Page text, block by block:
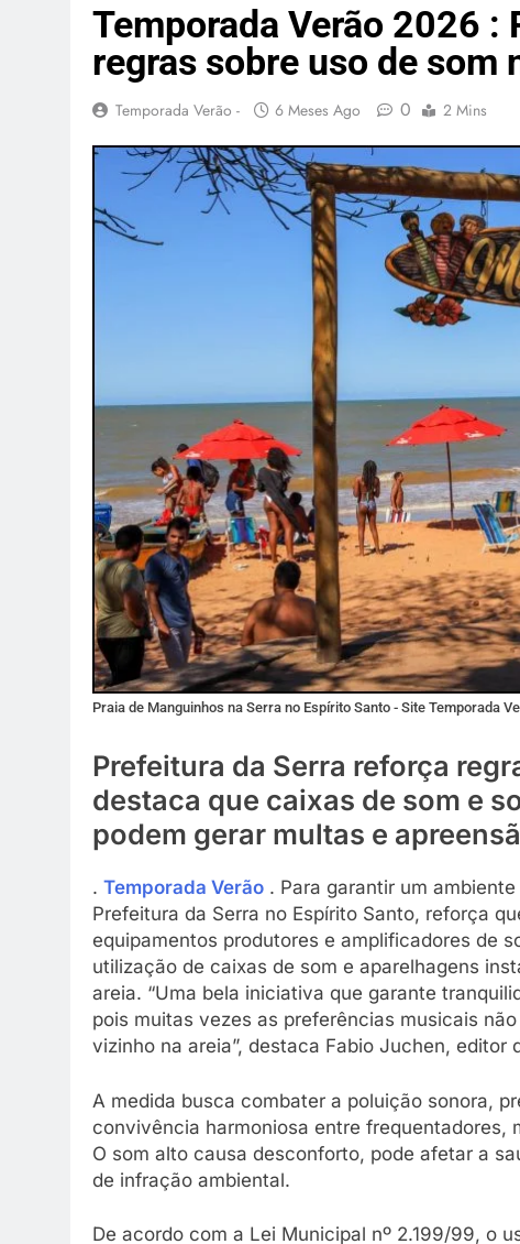
Temporada Verão 2026
regras sobre uso de som
Temporada Verão - 6 Meses Ago 0 2 Mins
Praia de Manguinhos na Serra no Espírito Santo - Site Temporada
Prefeitura da Serra reforça
destaca que caixas de som e
podem gerar multas e
. Temporada Verão . Para garantir um
Prefeitura da Serra no Espírito Santo, reforça
equipamentos produtores e amplificadores de
utilização de caixas de som e aparelhagens
areia. “Uma bela iniciativa que garante
pois muitas vezes as preferências musicais
vizinho na areia”, destaca Fabio Juchen,
A medida busca combater a poluição sonora,
convivência harmoniosa entre frequentadores,
O som alto causa desconforto, pode afetar a
de infração ambiental.
De acordo com a Lei Municipal nº 2.199/99, o